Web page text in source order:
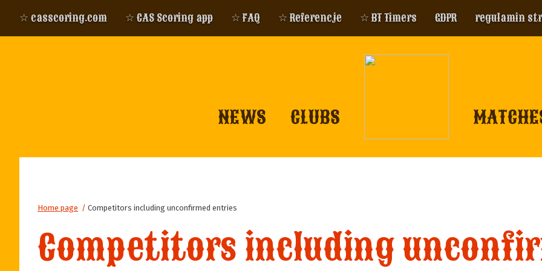
☆ casscoring.com ☆ CAS Scoring app ☆ FAQ ☆ Referencje ☆ BT Timers GDPR regulamin
CLUBS
NEWS
Home page / Competitors including unconfirmed entries
Competitors including